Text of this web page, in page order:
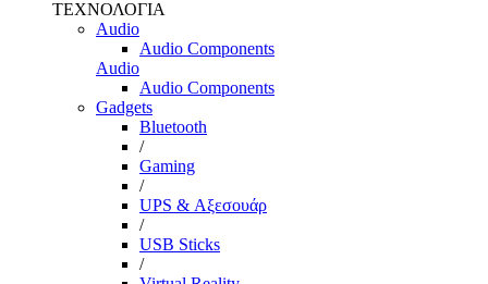
ΤΕΧΝΟΛΟΓΙΑ
Audio
Audio Components
Audio
Audio Components
Gadgets
Bluetooth
/
Gaming
/
UPS & Αξεσουάρ
/
USB Sticks
/